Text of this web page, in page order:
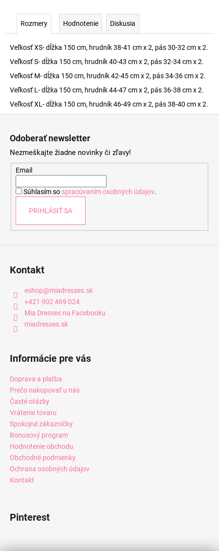
Rozmery Hodnotenie Diskusia
Veľkosť XS- dĺžka 150 cm, hrudník 38-41 cm x 2, pás 30-32 cm x 2.
Veľkosť S- dĺžka 150 cm, hrudník 40-43 cm x 2, pás 32-34 cm x 2.
Veľkosť M- dĺžka 150 cm, hrudník 42-45 cm x 2, pás 34-36 cm x 2.
Veľkosť L- dĺžka 150 cm, hrudník 44-47 cm x 2, pás 36-38 cm x 2.
Veľkosť XL- dĺžka 150 cm, hrudník 46-49 cm x 2, pás 38-40 cm x 2.
Odoberať newsletter
Nezmeškajte žiadne novinky či zľavy!
Email
Súhlasím so spracúvaním osobných údajov.
PRIHLÁSIŤ SA
Kontakt
eshop@miadresses.sk
+421 902 469 024
Mia Dresses na Facebooku
miadresses.sk
Informácie pre vás
Doprava a platba
Prečo nakupovať u nás
Časté otázky
Vrátenie tovaru
Spokojné zákazníčky
Bonusový program
Hodnotenie obchodu
Obchodné podmienky
Ochrana osobných údajov
Kontakt
Pinterest